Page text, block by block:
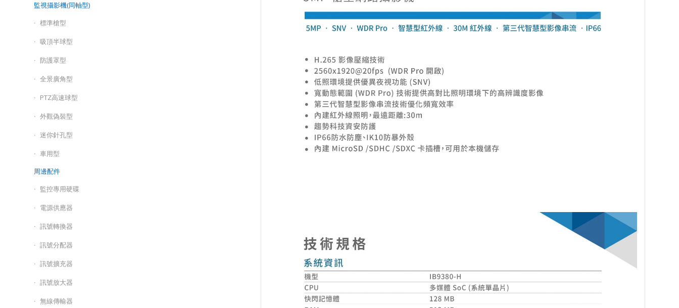
監視攝影機(同軸型)
標準槍型
吸頂半球型
防護罩型
全景廣角型
PTZ高速球型
外觀偽裝型
迷你針孔型
車用型
周邊配件
監控專用硬碟
電源供應器
訊號轉換器
訊號分配器
訊號擴充器
訊號放大器
無線傳輸器